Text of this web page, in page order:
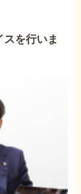
を行いま